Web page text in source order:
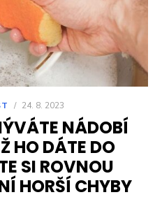
/ 24. 8. 2023
NÁDOBÍ
HO DÁTE DO
SI ROVNOU
HORŠÍ CHYBY